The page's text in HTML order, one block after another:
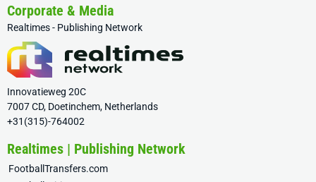
Corporate & Media
Realtimes - Publishing Network
Innovatieweg 20C
7007 CD, Doetinchem, Netherlands
+31(315)-764002
Realtimes | Publishing Network
FootballTransfers.com